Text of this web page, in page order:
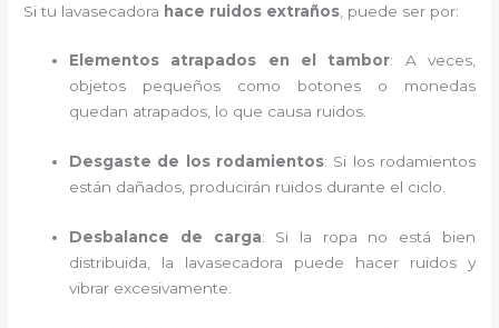
Si tu lavasecadora hace ruidos extraños , puede ser por:
Elementos atrapados en el tambor: A veces,
objetos pequeños como botones o monedas
quedan atrapados, lo que causa ruidos.
Desgaste de los rodamientos: Si los rodamientos
están dañados, producirán ruidos durante el ciclo.
Desbalance de carga: Si la ropa no está bien
distribuida, la lavasecadora puede hacer ruidos y
vibrar excesivamente.